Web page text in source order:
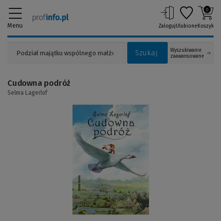
Menu
Szukaj
Wyszukiwanie
zaawansowane
ZalogujUlubione
0
Koszyk
Cudowna podróż
Selma Lagerlof